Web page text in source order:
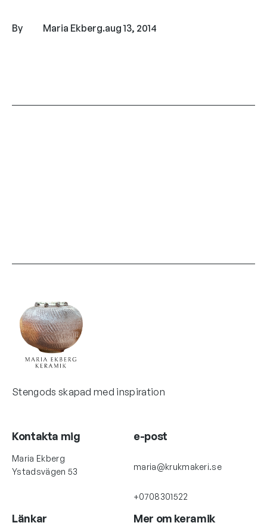
By Maria Ekberg.aug 13, 2014
Stengods skapad med inspiration
Kontakta mig
Maria Ekberg
Ystadsvägen 53
e-post
maria@krukmakeri.se
+0708301522
Länkar Mer om keramik